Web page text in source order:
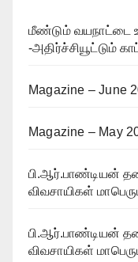
மீண்டும் வயநாட்டை
-அதிர்ச்சியூட்டும்
Magazine – June
Magazine – May
பி.ஆர்.பாண்டியன்
விவசாயிகள்
பி.ஆர்.பாண்டியன்
விவசாயிகள்